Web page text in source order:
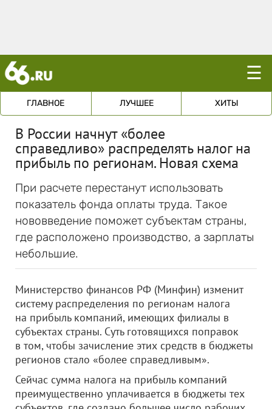
☰
ГЛАВНОЕ ЛУЧШЕЕ ХИТЫ
В России начнут «более
справедливо» распределять налог на
прибыль по регионам. Новая схема
При расчете перестанут использовать
показатель фонда оплаты труда. Такое
нововведение поможет субъектам страны,
где расположено производство, а зарплаты
небольшие.
Министерство финансов РФ (Минфин) изменит
систему распределения по регионам налога
на прибыль компаний, имеющих филиалы в
субъектах страны. Суть готовящихся поправок
в том, чтобы зачисление этих средств в бюджеты
регионов стало «более справедливым».
Сейчас сумма налога на прибыль компаний
преимущественно уплачивается в бюджеты тех